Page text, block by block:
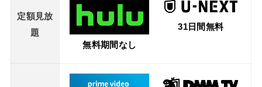
定額見放
題
無料期間なし
31日間無料